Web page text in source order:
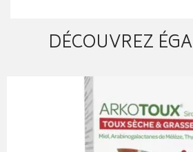
DÉCOUVREZ